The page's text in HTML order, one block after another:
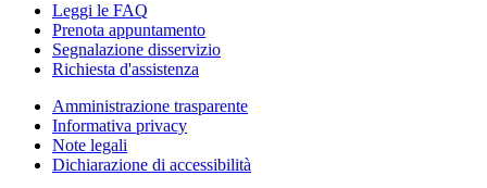
Leggi le FAQ
Prenota appuntamento
Segnalazione disservizio
Richiesta d'assistenza
Amministrazione trasparente
Informativa privacy
Note legali
Dichiarazione di accessibilità